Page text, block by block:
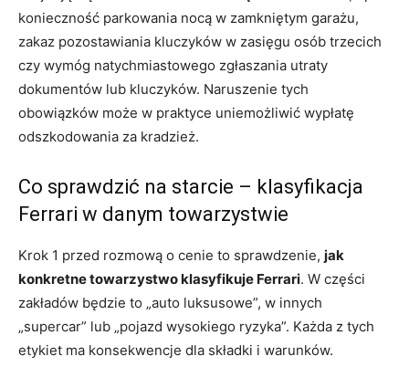
konieczność parkowania nocą w zamkniętym garażu,
zakaz pozostawiania kluczyków w zasięgu osób trzecich
czy wymóg natychmiastowego zgłaszania utraty
dokumentów lub kluczyków. Naruszenie tych
obowiązków może w praktyce uniemożliwić wypłatę
odszkodowania za kradzież.
Co sprawdzić na starcie – klasyfikacja
Ferrari w danym towarzystwie
Krok 1 przed rozmową o cenie to sprawdzenie, jak
konkretne towarzystwo klasyfikuje Ferrari. W części
zakładów będzie to „auto luksusowe”, w innych
„supercar” lub „pojazd wysokiego ryzyka”. Każda z tych
etykiet ma konsekwencje dla składki i warunków.